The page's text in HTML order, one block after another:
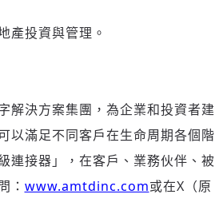
產投資與管理。
解決方案集團，為企業和投資者建
以滿足不同客戶在生命周期各個階
連接器」，在客戶、業務伙伴、被
： www.amtdinc.com或在X（原